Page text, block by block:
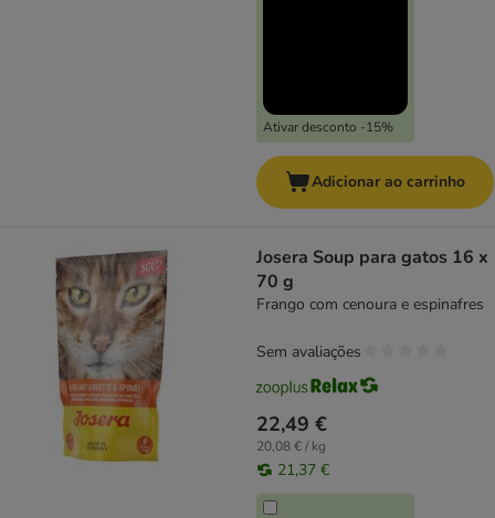
Ativar desconto -15%
Adicionar ao carrinho
Josera Soup para gatos 16 x
70 g
Frango com cenoura e espinafres
22,49 €
20,08 € / kg
21,37 €
Sem avaliações